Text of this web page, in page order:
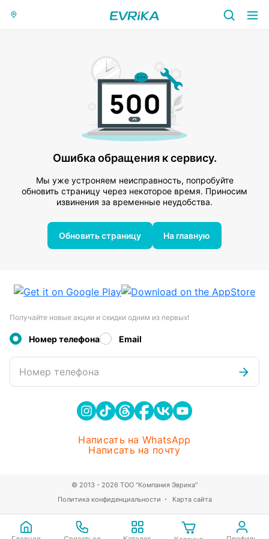
Ошибка обращения к сервису.
Мы уже устроняем неисправность, попробуйте
обновить страницу через некоторое время. Приносим
извинения за временные неудобства.
Обновить страницу На главную
Получайте новые акции и скидки одним из первых!
Номер телефона Email
Номер телефона
Написать на WhatsApp
Написать на почту
Политика конфиденциальности Карта сайта
© 2013 - 2026 ТОО "Компания Эврика"